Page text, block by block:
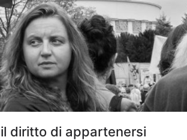
diritto di appartenersi